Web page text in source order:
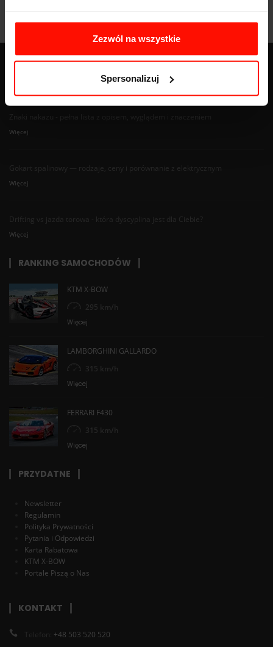
Zezwól na wszystkie
Spersonalizuj
Więcej
Gokart spalinowy — rodzaje, ceny i porównanie z elektrycznym
Więcej
Drifting vs jazda torowa - która dyscyplina jest dla Ciebie?
Więcej
RANKING SAMOCHODÓW
KTM X-BOW
295 km/h
Więcej
LAMBORGHINI GALLARDO
315 km/h
Więcej
FERRARI F430
315 km/h
Więcej
PRZYDATNE
Newsletter
Regulamin
Polityka Prywatności
Pytania i Odpowiedzi
Karta Rabatowa
KTM X-BOW
Portale Piszą o Nas
KONTAKT
Telefon: +48 503 520 520